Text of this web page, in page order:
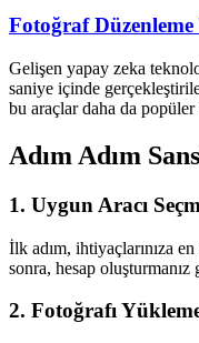
Fotoğraf
Gelişen yapay zeka
saniye içinde
bu araçlar daha da
Adım Adım
1. Uygun Aracı
İlk adım, ihtiyaçlarınıza
sonra, hesap
2. Fotoğrafı